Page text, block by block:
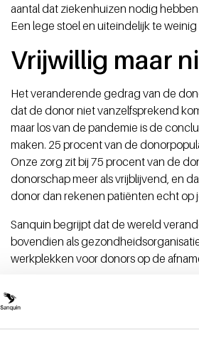
aantal dat ziekenhuizen nodig
Een lege stoel en uiteindelijk te
Vrijwillig maar
Het veranderende gedrag van de
dat de donor niet vanzelfsprekend
maar los van de pandemie is de
maken. 25 procent van de
Onze zorg zit bij 75 procent van de
donorschap meer als vrijblijvend, en
donor dan rekenen patiënten echt op
Sanquin begrijpt dat de wereld
bovendien als
werkplekken voor donors op de
gezondheid. “Onderzoek laat zien